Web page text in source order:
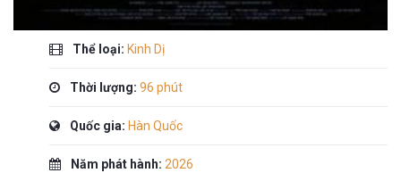
Thể loại: Kinh Dị
Thời lượng: 96 phút
Quốc gia: Hàn Quốc
Năm phát hành: 2026